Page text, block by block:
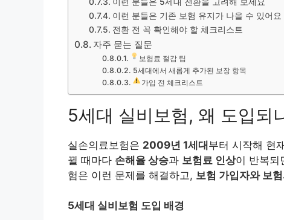
이런 분들은 기존 보험 유지가 나을 수 있어요
전환 전 꼭 확인해야 할 체크리스트
자주 묻는 질문
보험료 절감 팁
5세대에서 새롭게 추가된 보장 항목
가입 전 체크리스트
5세대 실비보험, 왜 도입되
실손의료보험은 2009년 1세대부터 시작해 현
뀔 때마다 손해율 상승과 보험료 인상이 반복되
험은 이런 문제를 해결하고, 보험 가입자와 보
5세대 실비보험 도입 배경